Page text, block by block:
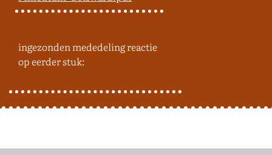
ingezonden mededeling reactie
op eerder stuk: